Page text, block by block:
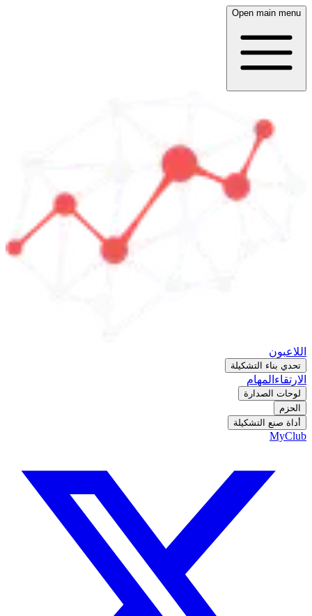
Open main menu
اللاعبون
تحدي بناء التشكيلة
الارتقاء المهام
لوحات الصدارة
الحزم
أداة صنع التشكيلة
MyClub